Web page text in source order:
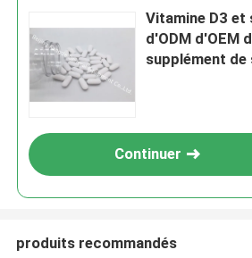
Vitamine D3 et
d'ODM d'OEM
supplément de
Continuer
produits recommandés